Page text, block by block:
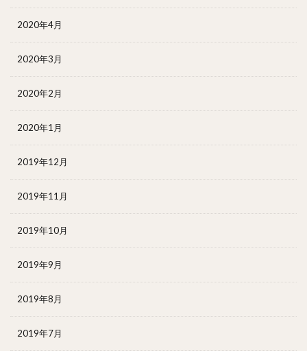
2020年4月
2020年3月
2020年2月
2020年1月
2019年12月
2019年11月
2019年10月
2019年9月
2019年8月
2019年7月